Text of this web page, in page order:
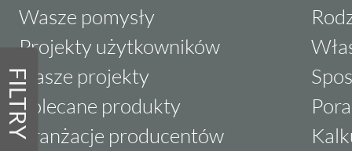
FILTRY
Wasze pomysły
Projekty użytkowników
Nasze projekty
Polecane produkty
Aranżacje producentów